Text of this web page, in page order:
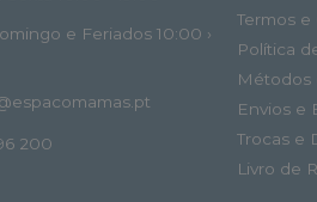
e Feriados 10:00 ›
200
Termos
Política
Métodos
Envios e
Trocas e
Livro de